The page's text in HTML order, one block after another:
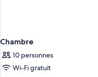
Chambre
10 personnes
Wi-Fi gratuit